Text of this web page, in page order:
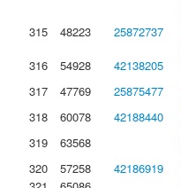
315
48223 25872737
316
54928 42138205
317
47769 25875477
318
60078 42188440
319
63568
320
57258 42186919